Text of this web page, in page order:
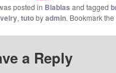
posted in Blablas and tagged
,tutobyadmin. Bookmark the
a Reply